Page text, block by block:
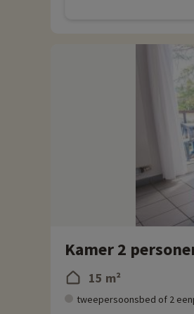
Kamer 2
15 m²
tweepersoonsbed of 2